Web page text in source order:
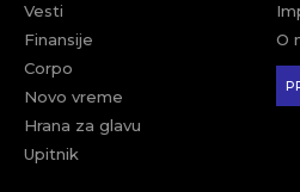
Vesti
Finansije
Corpo
Novo vreme
Hrana za glavu
Upitnik
O